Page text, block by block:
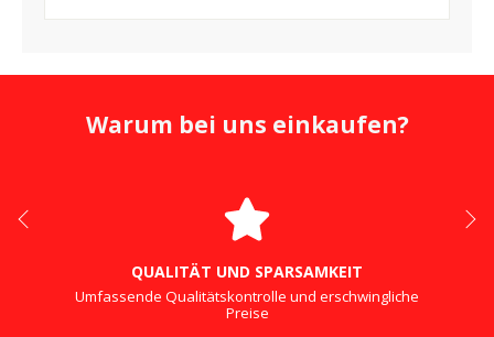
Warum bei uns einkaufen?
QUALITÄT UND SPARSAMKEIT
Umfassende Qualitätskontrolle und erschwingliche
Preise